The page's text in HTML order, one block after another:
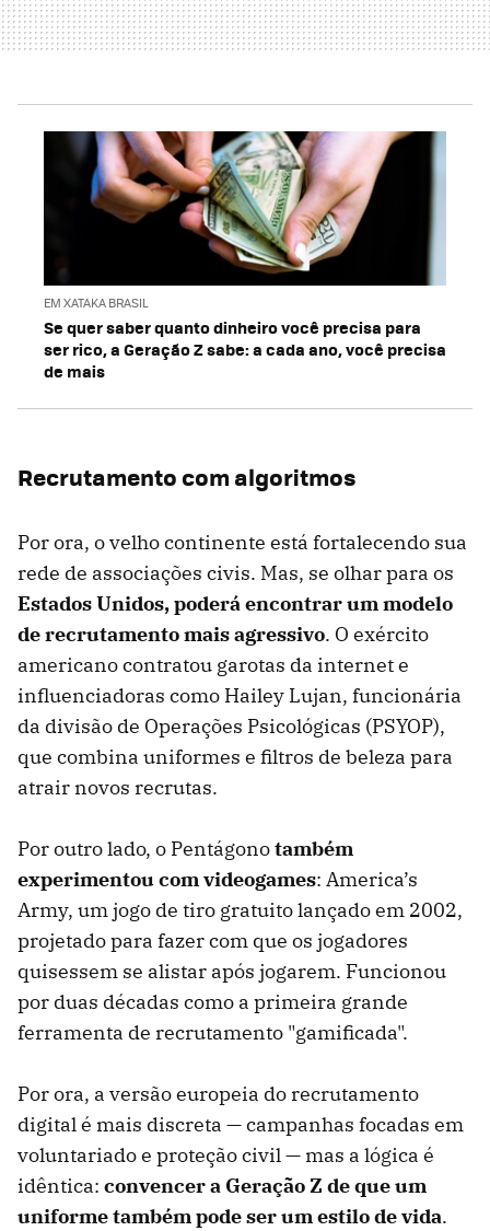
EM XATAKA BRASIL
Se quer saber quanto dinheiro você precisa para
ser rico, a Geração Z sabe: a cada ano, você precisa
de mais
Recrutamento com algoritmos
Por ora, o velho continente está fortalecendo sua
rede de associações civis. Mas, se olhar para os
Estados Unidos, poderá encontrar um modelo
de recrutamento mais agressivo. O exército
americano contratou garotas da internet e
influenciadoras como Hailey Lujan, funcionária
da divisão de Operações Psicológicas (PSYOP),
que combina uniformes e filtros de beleza para
atrair novos recrutas.
Por outro lado, o Pentágonotambém
experimentou com videogames: America’s
Army, um jogo de tiro gratuito lançado em 2002,
projetado para fazer com que os jogadores
quisessem se alistar após jogarem. Funcionou
por duas décadas como a primeira grande
ferramenta de recrutamento "gamificada".
Por ora, a versão europeia do recrutamento
digital é mais discreta — campanhas focadas em
voluntariado e proteção civil — mas a lógica é
idêntica: convencer a Geração Z de que um
uniforme também pode ser um estilo de vida.